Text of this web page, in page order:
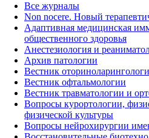
Все журналы
Non nocere. Новый
Адаптивная медицинская
общественного здоровья
Анестезиология и
Архив патологии
Вестник
Вестник офтальмологии
Вестник травматологии и
Вопросы курортологии,
физической культуры
Вопросы нейрохирургии